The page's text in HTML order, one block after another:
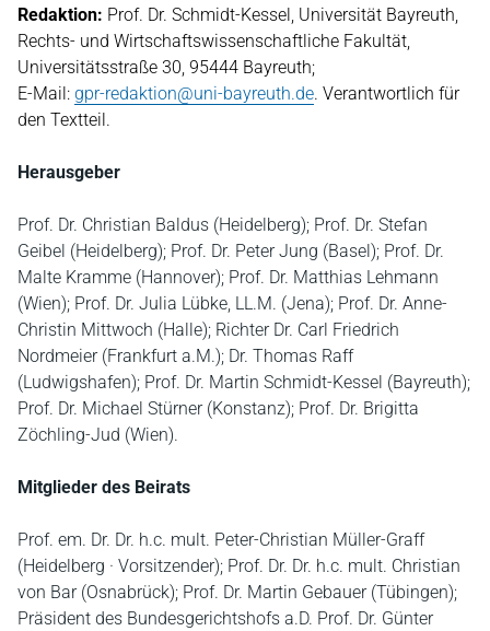
Redaktion: Prof. Dr. Schmidt-Kessel, Universität Bayreuth,
Rechts- und Wirtschaftswissenschaftliche Fakultät,
Universitätsstraße 30, 95444 Bayreuth;
E-Mail: gpr-redaktion@uni-bayreuth.de. Verantwortlich für
den Textteil.
Herausgeber
Prof. Dr. Christian Baldus (Heidelberg); Prof. Dr. Stefan
Geibel (Heidelberg); Prof. Dr. Peter Jung (Basel); Prof. Dr.
Malte Kramme (Hannover); Prof. Dr. Matthias Lehmann
(Wien); Prof. Dr. Julia Lübke, LL.M. (Jena); Prof. Dr. Anne-
Christin Mittwoch (Halle); Richter Dr. Carl Friedrich
Nordmeier (Frankfurt a.M.); Dr. Thomas Raff
(Ludwigshafen); Prof. Dr. Martin Schmidt-Kessel (Bayreuth);
Prof. Dr. Michael Stürner (Konstanz); Prof. Dr. Brigitta
Zöchling-Jud (Wien).
Mitglieder des Beirats
Prof. em. Dr. Dr. h.c. mult. Peter-Christian Müller-Graff
(Heidelberg · Vorsitzender); Prof. Dr. Dr. h.c. mult. Christian
von Bar (Osnabrück); Prof. Dr. Martin Gebauer (Tübingen);
Präsident des Bundesgerichtshofs a.D. Prof. Dr. Günter